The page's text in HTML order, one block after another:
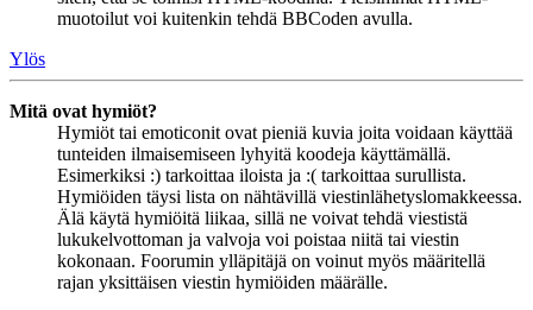
muotoilut voi kuitenkin tehdä BBCoden avulla.
Ylös
Mitä ovat hymiöt?
Hymiöt tai emoticonit ovat pieniä kuvia joita voidaan käyttää
tunteiden ilmaisemiseen lyhyitä koodeja käyttämällä.
Esimerkiksi :) tarkoittaa iloista ja :( tarkoittaa surullista.
Hymiöiden täysi lista on nähtävillä viestinlähetyslomakkeessa.
Älä käytä hymiöitä liikaa, sillä ne voivat tehdä viestistä
lukukelvottoman ja valvoja voi poistaa niitä tai viestin
kokonaan. Foorumin ylläpitäjä on voinut myös määritellä
rajan yksittäisen viestin hymiöiden määrälle.